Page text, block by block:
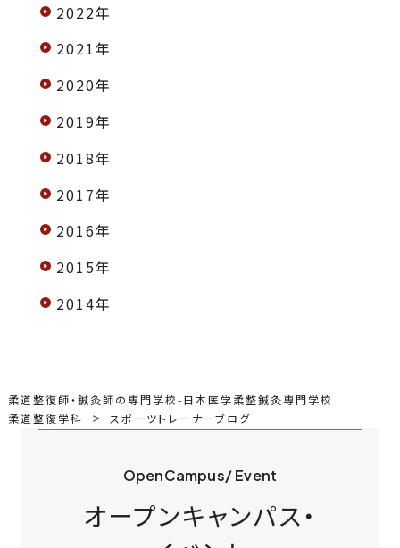
2022年
2021年
2020年
2019年
2018年
2017年
2016年
2015年
2014年
柔道整復師・鍼灸師の専門学校-日本医学柔整鍼灸専門学校
柔道整復学科
スポーツトレーナーブログ
OpenCampus/ Event
オープンキャンパス・